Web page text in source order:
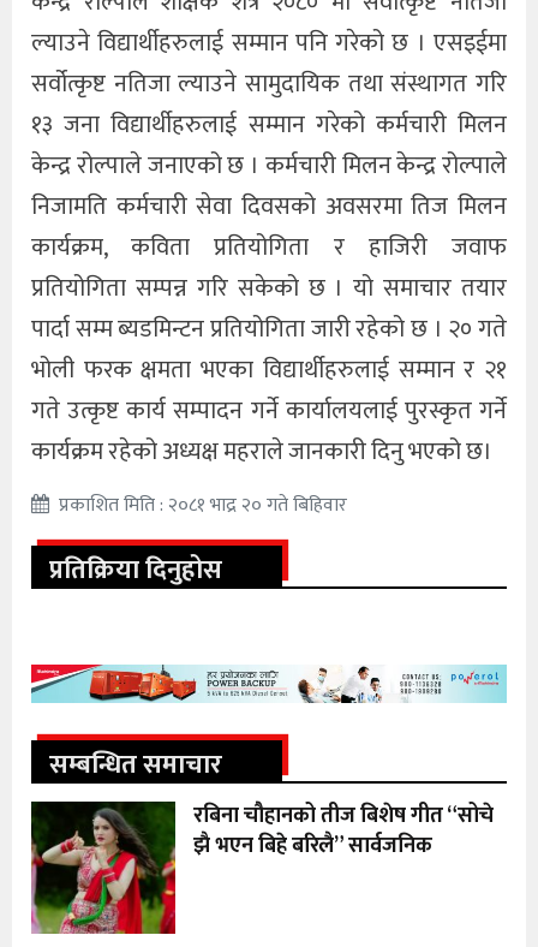
ल्याउने विद्यार्थीहरुलाई सम्मान पनि गरेको छ । एसइईमा
सर्वोत्कृष्ट नतिजा ल्याउने सामुदायिक तथा संस्थागत गरि
१३ जना विद्यार्थीहरुलाई सम्मान गरेको कर्मचारी मिलन
केन्द्र रोल्पाले जनाएको छ । कर्मचारी मिलन केन्द्र रोल्पाले
निजामति कर्मचारी सेवा दिवसको अवसरमा तिज मिलन
कार्यक्रम, कविता प्रतियोगिता र हाजिरी जवाफ
प्रतियोगिता सम्पन्न गरि सकेको छ । यो समाचार तयार
पार्दा सम्म ब्यडमिन्टन प्रतियोगिता जारी रहेको छ । २० गते
भोली फरक क्षमता भएका विद्यार्थीहरुलाई सम्मान र २१
गते उत्कृष्ट कार्य सम्पादन गर्ने कार्यालयलाई पुरस्कृत गर्ने
कार्यक्रम रहेको अध्यक्ष महराले जानकारी दिनु भएको छ।
प्रकाशित मिति : २०८१ भाद्र २० गते बिहिवार
प्रतिक्रिया दिनुहोस
सम्बन्धित समाचार
रबिना चौहानको तीज बिशेष गीत “सोचे
झै भएन बिहे बरिलै” सार्वजनिक